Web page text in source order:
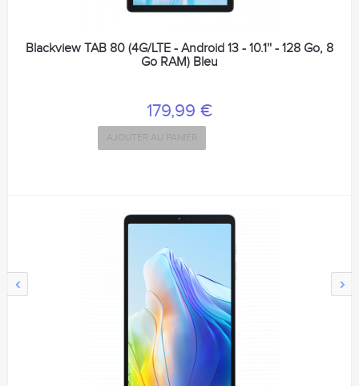
‹ ›
Blackview TAB 80 (4G/LTE - Android 13 - 10.1'' - 128 Go, 8
Go RAM) Bleu
179,99 €
AJOUTER AU PANIER